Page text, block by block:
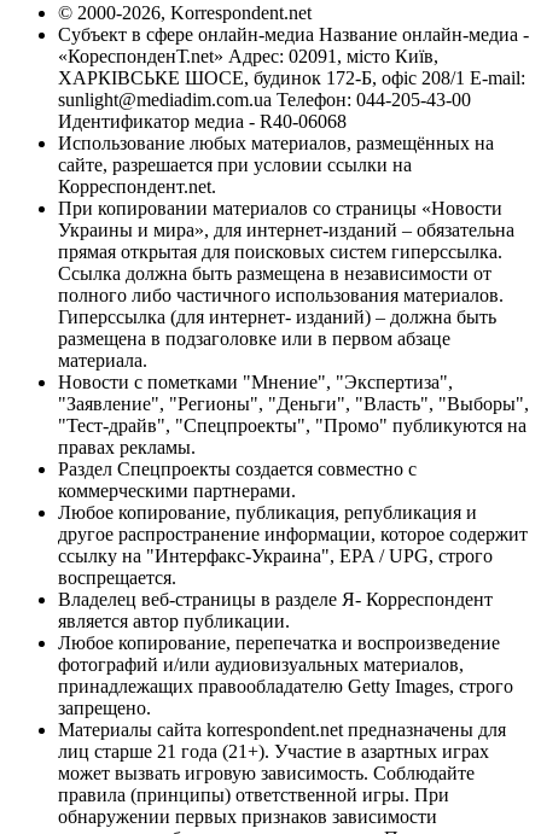
© 2000-2026, Korrespondent.net
Субъект в сфере онлайн-медиа Название онлайн-медиа -
«КореспонденТ.net» Адрес: 02091, місто Київ,
ХАРКІВСЬКЕ ШОСЕ, будинок 172-Б, офіс 208/1 E-mail:
sunlight@mediadim.com.ua Телефон: 044-205-43-00
Идентификатор медиа - R40-06068
Использование любых материалов, размещённых на
сайте, разрешается при условии ссылки на
Корреспондент.net.
При копировании материалов со страницы «Новости
Украины и мира», для интернет-изданий – обязательна
прямая открытая для поисковых систем гиперссылка.
Ссылка должна быть размещена в независимости от
полного либо частичного использования материалов.
Гиперссылка (для интернет- изданий) – должна быть
размещена в подзаголовке или в первом абзаце
материала.
Новости с пометками "Мнение", "Экспертиза",
"Заявление", "Регионы", "Деньги", "Власть", "Выборы",
"Тест-драйв", "Спецпроекты", "Промо" публикуются на
правах рекламы.
Раздел Спецпроекты создается совместно с
коммерческими партнерами.
Любое копирование, публикация, републикация и
другое распространение информации, которое содержит
ссылку на "Интерфакс-Украина", EPA / UPG, строго
воспрещается.
Владелец веб-страницы в разделе Я- Корреспондент
является автор публикации.
Любое копирование, перепечатка и воспроизведение
фотографий и/или аудиовизуальных материалов,
принадлежащих правообладателю Getty Images, строго
запрещено.
Материалы сайта korrespondent.net предназначены для
лиц старше 21 года (21+). Участие в азартных играх
может вызвать игровую зависимость. Соблюдайте
правила (принципы) ответственной игры. При
обнаружении первых признаков зависимости